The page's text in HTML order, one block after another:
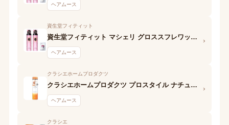
ヘアムース
資生堂フィティット
資生堂フィティット マシェリ グロススフレワックス (しなやかストレート) EX
ヘアムース
›
クラシエホームプロダクツ
クラシエホームプロダクツ プロスタイル ナチュラルウェーブ泡ワックス
ヘアムース
›
クラシエ